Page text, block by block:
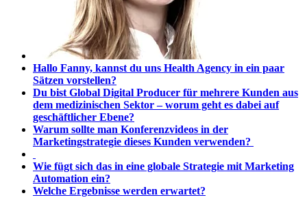
Hallo Fanny, kannst du uns Health Agency in ein paar
Sätzen vorstellen?
Du bist Global Digital Producer für mehrere Kunden aus
dem medizinischen Sektor – worum geht es dabei auf
geschäftlicher Ebene?
Warum sollte man Konferenzvideos in der
Marketingstrategie dieses Kunden verwenden?
Wie fügt sich das in eine globale Strategie mit Marketing
Automation ein?
Welche Ergebnisse werden erwartet?